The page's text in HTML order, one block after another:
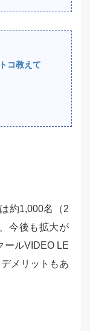
コ教えて
約1,000名（2
今後も拡大が
ールVIDEO LE
メリットもあ